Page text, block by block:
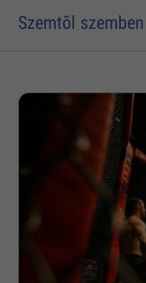
Szemtõl szemben